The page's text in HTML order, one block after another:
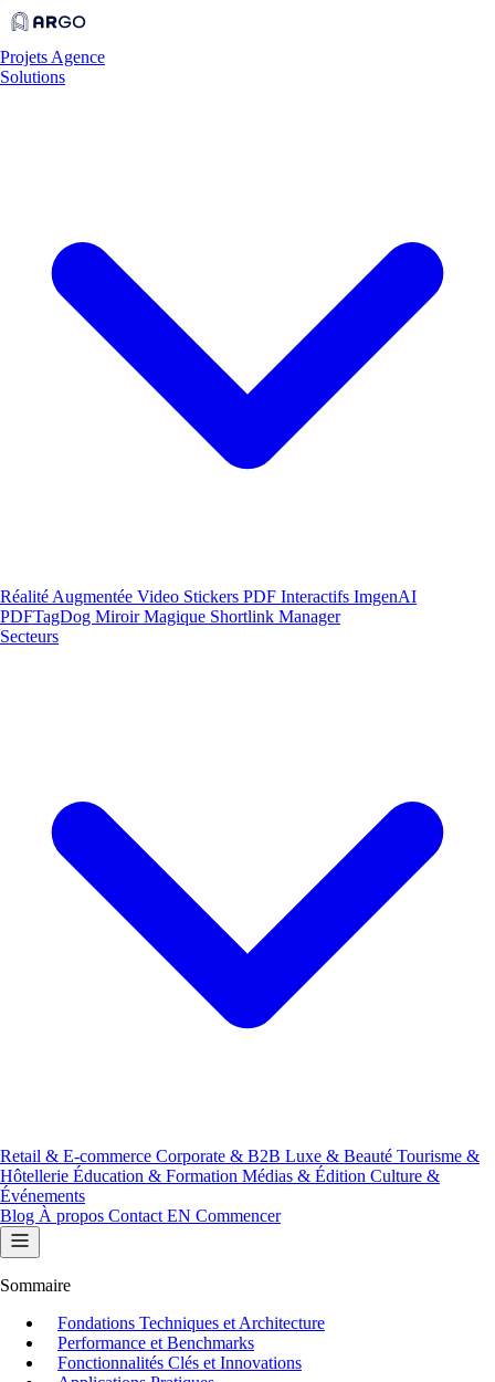
Projets Agence
Solutions
Réalité Augmentée Video Stickers PDF Interactifs ImgenAI
PDFTagDog Miroir Magique Shortlink Manager
Secteurs
Retail & E-commerce Corporate & B2B Luxe & Beauté Tourisme &
Hôtellerie Éducation & Formation Médias & Édition Culture &
Événements
Blog À propos Contact EN Commencer
Sommaire
Fondations Techniques et Architecture
Performance et Benchmarks
Fonctionnalités Clés et Innovations